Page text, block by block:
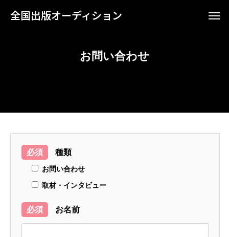
全国出版オーディション
お問い合わせ
必須 種類
お問い合わせ
取材・インタビュー
必須 お名前